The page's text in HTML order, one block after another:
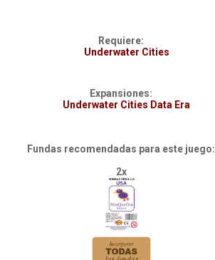
Requiere:
Underwater Cities
Expansiones:
Underwater Cities Data Era
Fundas recomendadas para este juego:
2x